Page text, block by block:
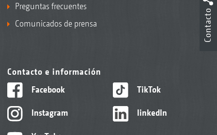
Preguntas frecuentes
Comunicados de prensa
Contacto e información
Facebook
Instagram
TikTok
linkedIn
Contacto